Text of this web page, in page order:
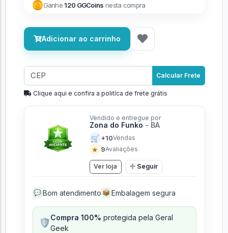
Ganhe120 GGCoins nesta compra
Adicionar ao carrinho
Calcular Frete
Clique aqui e confira a politíca de frete grátis
Vendido e entregue por
Zona do Funko - BA
🛒 +10Vendas
★ 9Avaliações
Ver loja Seguir
💬 Bom atendimento 📦 Embalagem segura
🛡️Compra 100% protegida pela Geral
Geek